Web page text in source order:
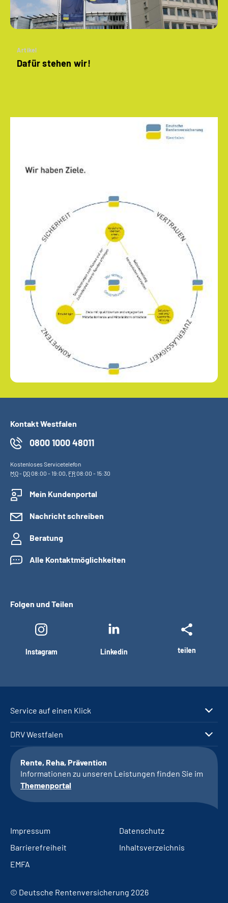
Artikel
Dafür stehen wir!
Kontakt Westfalen
0800 1000 48011
Kostenloses Servicetelefon
MO- DO08:00 - 19:00, FR08:00 - 15:30
Mein Kundenportal
Nachricht schreiben
Beratung
Alle Kontaktmöglichkeiten
Folgen und Teilen
Instagram Linkedin teilen
Service auf einen Klick
DRV Westfalen
Rente, Reha, Prävention
Informationen zu unseren Leistungen finden Sie im
Themenportal
Impressum
Datenschutz
Barrierefreiheit
Inhaltsverzeichnis
EMFA
© Deutsche Rentenversicherung 2026